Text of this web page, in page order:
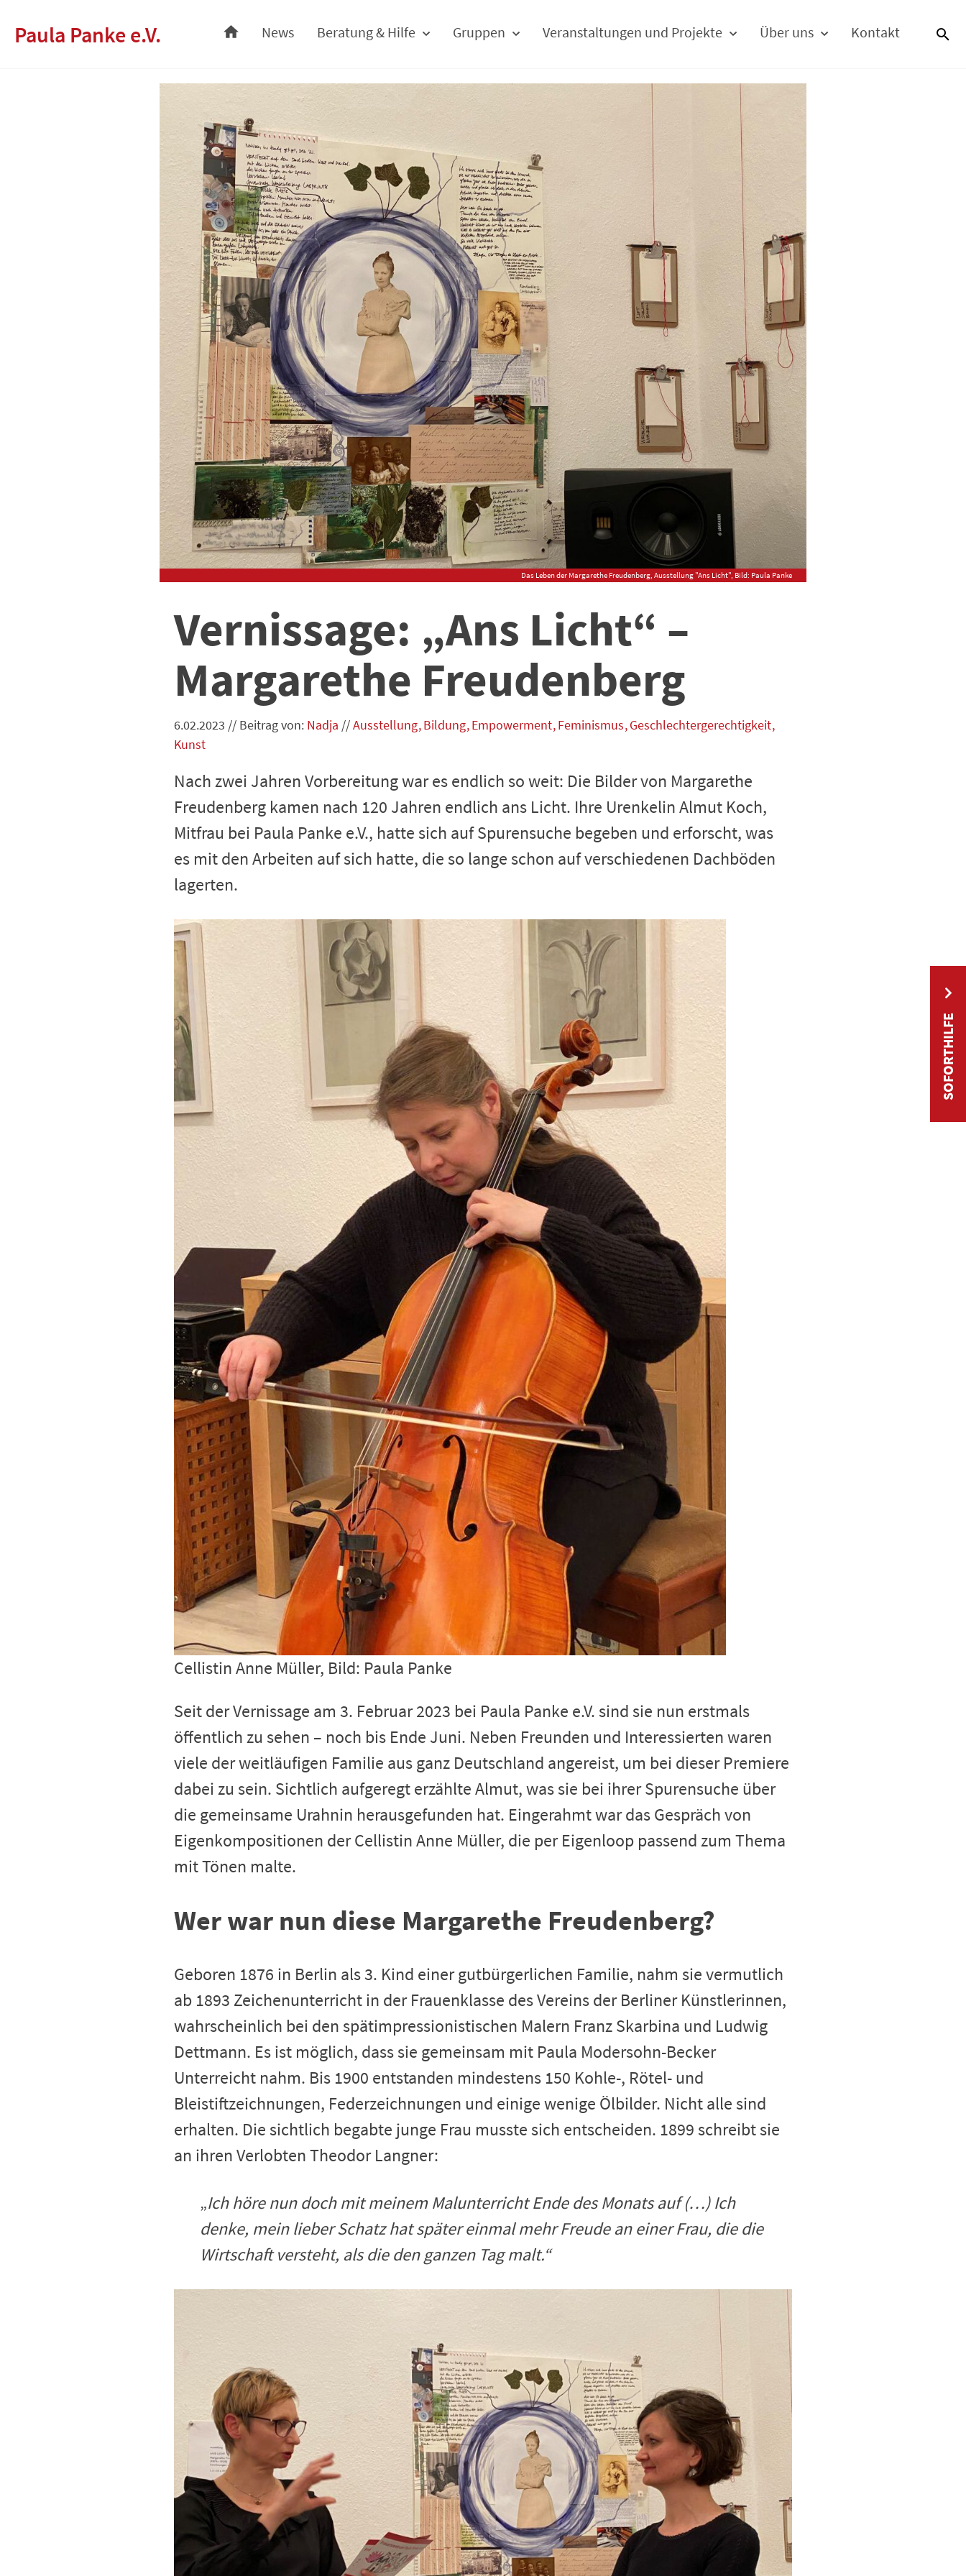
Paula Panke e.V. News Beratung & Hilfe Gruppen Veranstaltungen und Projekte Über uns Kontakt
Das Leben der Margarethe Freudenberg, Ausstellung "Ans Licht", Bild: Paula Panke
Vernissage: „Ans Licht“ –
Margarethe Freudenberg
6.02.2023 // Beitrag von: Nadja //Ausstellung Bildung Empowerment Feminismus Geschlechtergerechtigkeit
Kunst
Nach zwei Jahren Vorbereitung war es endlich so weit: Die Bilder von Margarethe
Freudenberg kamen nach 120 Jahren endlich ans Licht. Ihre Urenkelin Almut Koch,
Mitfrau bei Paula Panke e.V., hatte sich auf Spurensuche begeben und erforscht, was
es mit den Arbeiten auf sich hatte, die so lange schon auf verschiedenen Dachböden
lagerten.
Cellistin Anne Müller, Bild: Paula Panke
Seit der Vernissage am 3. Februar 2023 bei Paula Panke e.V. sind sie nun erstmals
öffentlich zu sehen – noch bis Ende Juni. Neben Freunden und Interessierten waren
viele der weitläufigen Familie aus ganz Deutschland angereist, um bei dieser Premiere
dabei zu sein. Sichtlich aufgeregt erzählte Almut, was sie bei ihrer Spurensuche über
die gemeinsame Urahnin herausgefunden hat. Eingerahmt war das Gespräch von
Eigenkompositionen der Cellistin Anne Müller, die per Eigenloop passend zum Thema
mit Tönen malte.
Wer war nun diese Margarethe Freudenberg?
Geboren 1876 in Berlin als 3. Kind einer gutbürgerlichen Familie, nahm sie vermutlich
ab 1893 Zeichenunterricht in der Frauenklasse des Vereins der Berliner Künstlerinnen,
wahrscheinlich bei den spätimpressionistischen Malern Franz Skarbina und Ludwig
Dettmann. Es ist möglich, dass sie gemeinsam mit Paula Modersohn-Becker
Unterreicht nahm. Bis 1900 entstanden mindestens 150 Kohle-, Rötel- und
Bleistiftzeichnungen, Federzeichnungen und einige wenige Ölbilder. Nicht alle sind
erhalten. Die sichtlich begabte junge Frau musste sich entscheiden. 1899 schreibt sie
an ihren Verlobten Theodor Langner:
„Ich höre nun doch mit meinem Malunterricht Ende des Monats auf (…) Ich
denke, mein lieber Schatz hat später einmal mehr Freude an einer Frau, die die
Wirtschaft versteht, als die den ganzen Tag malt.“
SOFORTHILFE